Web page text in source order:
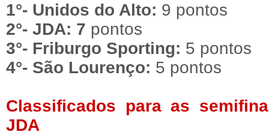
1°- Unidos do Alto: 9 pontos
2°- JDA: 7 pontos
3°- Friburgo Sporting: 5 pontos
4°- São Lourenço: 5 pontos
Classificados para as
JDA